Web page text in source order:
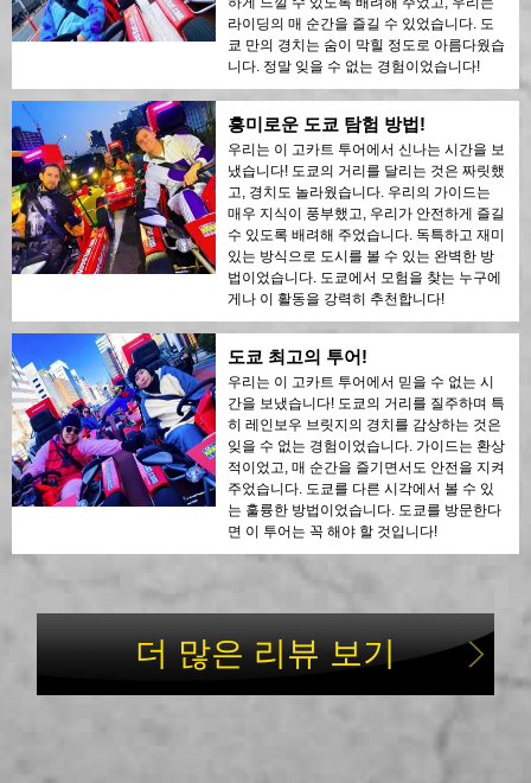
라이딩의 매 순간을 즐길 수 있었습니다. 도
쿄 만의 경치는 숨이 막힐 정도로 아름다웠습
니다. 정말 잊을 수 없는 경험이었습니다!
흥미로운 도쿄 탐험 방법!
우리는 이 고카트 투어에서 신나는 시간을 보
냈습니다! 도쿄의 거리를 달리는 것은 짜릿했
고, 경치도 놀라웠습니다. 우리의 가이드는
매우 지식이 풍부했고, 우리가 안전하게 즐길
수 있도록 배려해 주었습니다. 독특하고 재미
있는 방식으로 도시를 볼 수 있는 완벽한 방
법이었습니다. 도쿄에서 모험을 찾는 누구에
게나 이 활동을 강력히 추천합니다!
도쿄 최고의 투어!
우리는 이 고카트 투어에서 믿을 수 없는 시
간을 보냈습니다! 도쿄의 거리를 질주하며 특
히 레인보우 브릿지의 경치를 감상하는 것은
잊을 수 없는 경험이었습니다. 가이드는 환상
적이었고, 매 순간을 즐기면서도 안전을 지켜
주었습니다. 도쿄를 다른 시각에서 볼 수 있
는 훌륭한 방법이었습니다. 도쿄를 방문한다
면 이 투어는 꼭 해야 할 것입니다!
더 많은 리뷰 보기